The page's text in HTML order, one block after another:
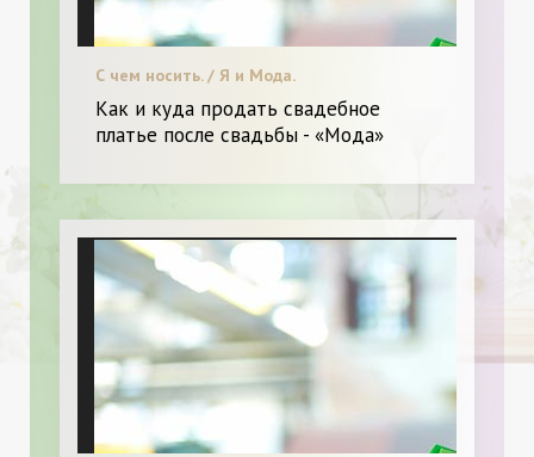
С чем носить. / Я и Мода.
Как и куда продать свадебное
платье после свадьбы - «Мода»